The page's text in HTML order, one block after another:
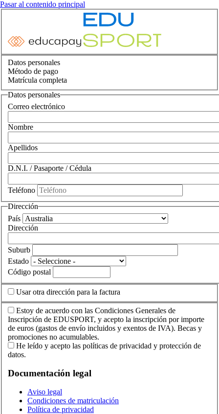
Pasar al contenido principal
Datos personales
Método de pago
Matrícula completa
Datos personales
Correo electrónico
Nombre
Apellidos
D.N.I. / Pasaporte / Cédula
Teléfono
Dirección
País
Dirección
Suburb
Estado
Código postal
Usar otra dirección para la factura
Estoy de acuerdo con las Condiciones Generales de
Inscripción de EDUSPORT, y acepto la inscripción por importe
de euros (gastos de envío incluidos y exentos de IVA). Becas y
promociones no acumulables.
He leído y acepto las políticas de privacidad y protección de
datos.
Documentación legal
Aviso legal
Condiciones de matriculación
Política de privacidad